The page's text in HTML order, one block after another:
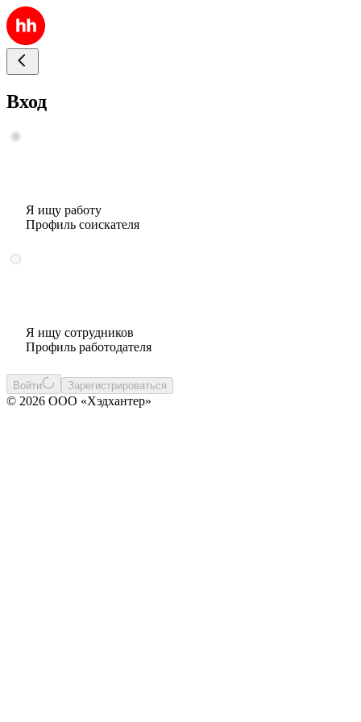
Вход
Я ищу работу
Профиль соискателя
Я ищу сотрудников
Профиль работодателя
Войти Зарегистрироваться
© 2026 ООО «Хэдхантер»